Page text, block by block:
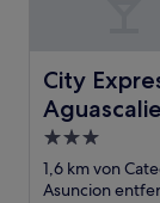
City
City Express
3.0-
Sterne-
Unterkunft
1,6 km von
Asuncion